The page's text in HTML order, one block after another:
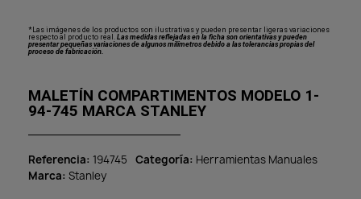
*Las imágenes de los productos son ilustrativas y pueden presentar ligeras variaciones
respecto al producto real. Las medidas reflejadas en la ficha son orientativas y pueden
presentar pequeñas variaciones de algunos milímetros debido a las tolerancias propias del
proceso de fabricación.
MALETÍN COMPARTIMENTOS MODELO 1-
94-745 MARCA STANLEY
Referencia 194745 Categoría Herramientas Manuales
Marca Stanley